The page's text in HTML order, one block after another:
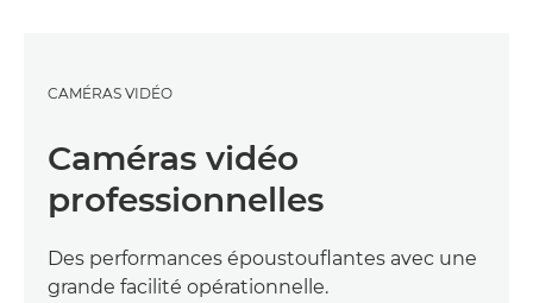
CAMÉRAS VIDÉO
Caméras vidéo
professionnelles
Des performances époustouflantes avec une
grande facilité opérationnelle.